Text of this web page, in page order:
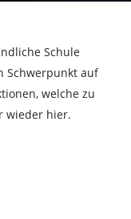
Schule
Schwerpunkt auf
welche zu
wieder hier.